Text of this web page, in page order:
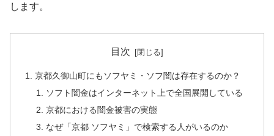
します。
目次
京都久御山町にもソフヤミ・ソフ闇は存在するのか？
ソフト闇金はインターネット上で全国展開している
京都における闇金被害の実態
なぜ「京都 ソフヤミ」で検索する人がいるのか